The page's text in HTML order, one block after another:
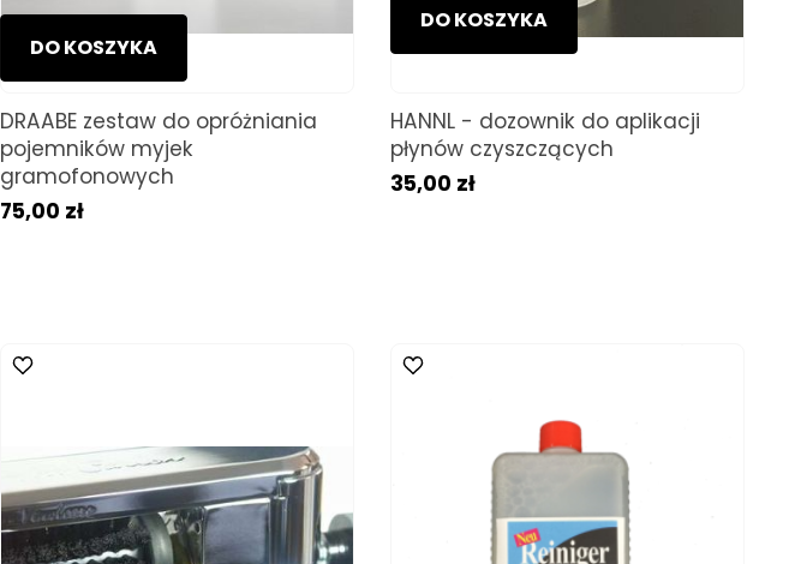
DO KOSZYKA
DRAABE zestaw do opróżniania
pojemników myjek
gramofonowych
75,00 zł
DO KOSZYKA
HANNL - dozownik do aplikacji
płynów czyszczących
35,00 zł